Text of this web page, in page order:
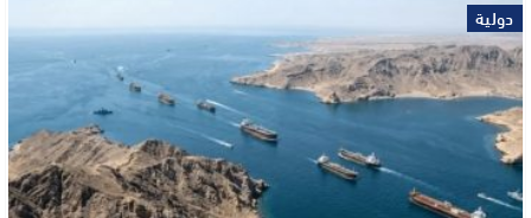
دولية